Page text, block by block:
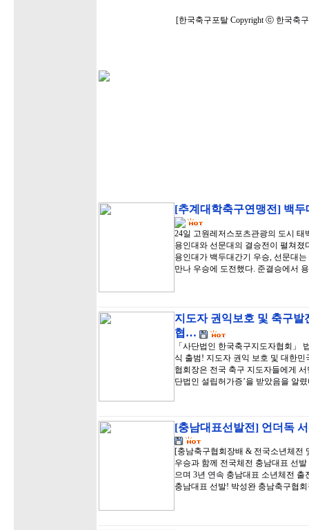
[한국축구포탈 Copyright ⓒ 한국축
[추계대학축구연맹전] 백
24일 고원레저스포츠관광의 도시
용인대와 선문대의 결승전이 펼쳐졌
용인대가 백두대간기 우승, 선문대
만나 우승에 도전했다. 준결승에서
지도자 권익보호 및 축구
협…
「사단법인 한국축구지도자협회」
식 출범! 지도자 권익 보호 및 대한
협회장은 전국 축구 지도자들에게
단법인 설립허가증’을 받았음을 알
[충남대표선발전] 언더독
[충남축구협회장배 & 전국소년체전
우승과 함께 전국체전 충남대표 선
으며 3년 연속 충남대표 소년체전
충남대표 선발! 박성완 충남축구협